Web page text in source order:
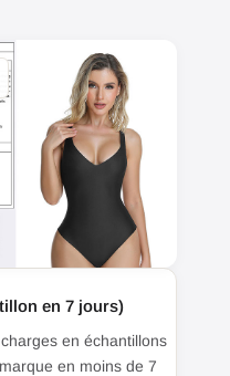
en 7 jours)
en échantillons
en moins de 7